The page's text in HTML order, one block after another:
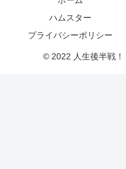
ハムスター
プライバシーポリシー
© 2022 人生後半戦！